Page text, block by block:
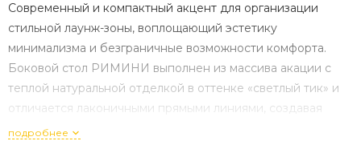
Современный и компактный акцент для организации
стильной лаунж-зоны, воплощающий эстетику
минимализма и безграничные возможности комфорта.
Боковой стол РИМИНИ выполнен из массива акации с
теплой натуральной отделкой в оттенке «светлый тик» и
отличается лаконичными прямыми линиями, создавая
идеальное решение для тех, кто ценит функциональность,
подробнее